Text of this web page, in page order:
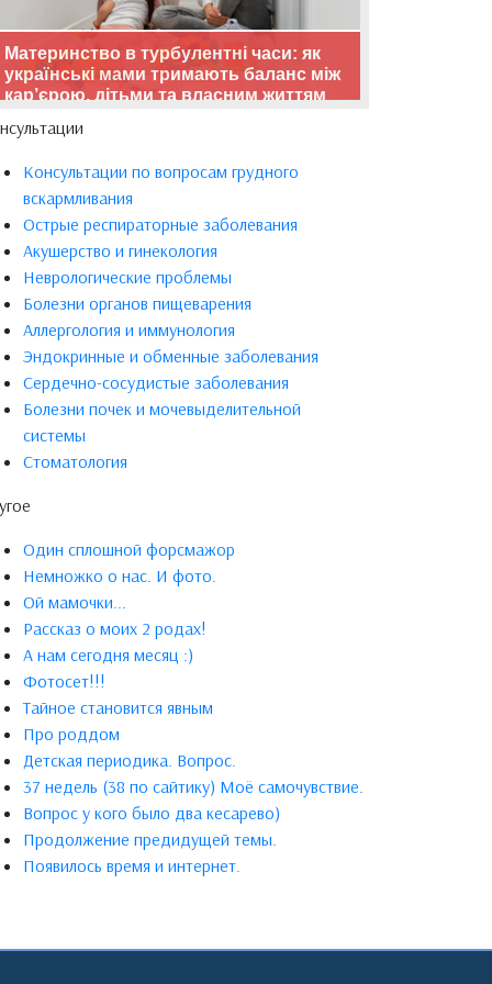
Материнство в турбулентні часи: як
українські мами тримають баланс між
кар’єрою, дітьми та власним життям
Консультации по вопросам грудного
вскармливания
Острые респираторные заболевания
Акушерство и гинекология
Неврологические проблемы
Болезни органов пищеварения
Аллергология и иммунология
Эндокринные и обменные заболевания
Сердечно-сосудистые заболевания
Болезни почек и мочевыделительной
системы
Стоматология
Один сплошной форсмажор
Немножко о нас. И фото.
Ой мамочки...
Рассказ о моих 2 родах!
А нам сегодня месяц :)
Фотосет!!!
Тайное становится явным
Про роддом
Детская периодика. Вопрос.
37 недель (38 по сайтику) Моё самочувствие.
Вопрос у кого было два кесарево)
Продолжение предидущей темы.
Появилось время и интернет.